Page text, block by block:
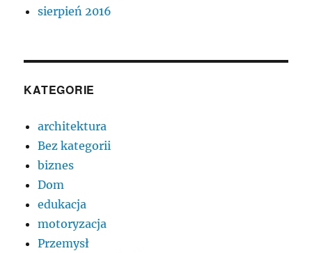
sierpień 2016
KATEGORIE
architektura
Bez kategorii
biznes
Dom
edukacja
motoryzacja
Przemysł